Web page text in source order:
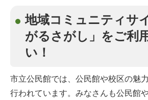
地域コミュニティサ
がるさがし」をご利
い！
市立公民館では、公民館や校区の魅
行われています。みなさんも公民館